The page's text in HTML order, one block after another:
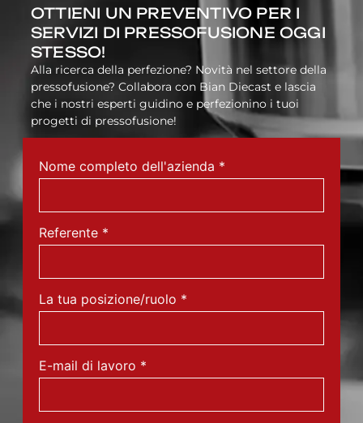
OTTIENI UN PREVENTIVO PER I
SERVIZI DI PRESSOFUSIONE OGGI
STESSO!
Alla ricerca della perfezione? Novità nel settore della
pressofusione? Collabora con Bian Diecast e lascia
che i nostri esperti guidino e perfezionino i tuoi
progetti di pressofusione!
Nome completo dell'azienda *
Referente *
La tua posizione/ruolo *
E-mail di lavoro *